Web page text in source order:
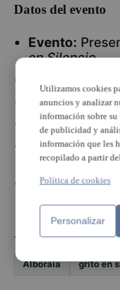
Datos del evento
Evento:
en Silencio
Fecha:22 de
Hora:19:00 h
Lugar:Casa
de Alboraia
Entrada:
TEMAS
Alboraia grito en
Utilizamos cookies
anuncios y analizar
información sobre
de publicidad y
información que les
recopilado a partir
Política de cookies
Personalizar